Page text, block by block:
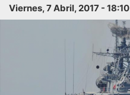
Viernes, 7 Abril, 2017 - 18:10